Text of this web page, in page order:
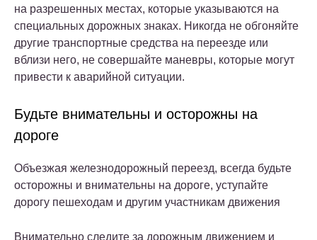
на разрешенных местах, которые указываются на
специальных дорожных знаках. Никогда не обгоняйте
другие транспортные средства на переезде или
вблизи него, не совершайте маневры, которые могут
привести к аварийной ситуации.
Будьте внимательны и осторожны на
дороге
Объезжая железнодорожный переезд, всегда будьте
осторожны и внимательны на дороге, уступайте
дорогу пешеходам и другим участникам движения
Внимательно следите за дорожным движением и